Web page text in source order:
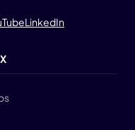
LinkedIn